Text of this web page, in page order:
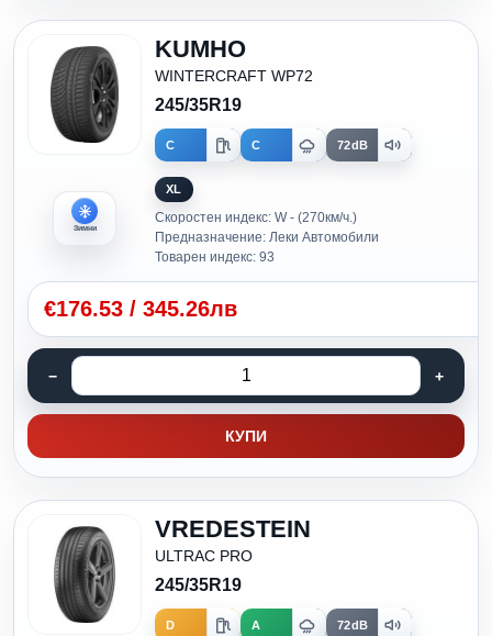
Зимни
KUMHO
WINTERCRAFT WP72
245/35R19
C C 72dB
XL
Скоростен индекс: W - (270км/ч.)
Предназначение: Леки Автомобили
Товарен индекс: 93
€176.53 / 345.26лв
КУПИ
VREDESTEIN
ULTRAC PRO
245/35R19
D A 72dB